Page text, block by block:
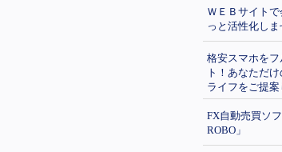
ＷＥＢサイトで
っと活性化しま
格安スマホをフ
ト！あなただ
ライフをご提案
FX自動売買ソ
ROBO」